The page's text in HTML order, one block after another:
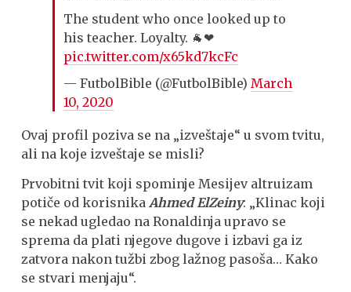
The student who once looked up to
his teacher. Loyalty. 🐐❤
pic.twitter.com/x65kd7kcFc
— FutbolBible (@FutbolBible) March
10, 2020
Ovaj profil poziva se na „izveštaje“ u svom tvitu,
ali na koje izveštaje se misli?
Prvobitni tvit koji spominje Mesijev altruizam
potiče od korisnikaAhmed ElZeiny: „Klinac koji
se nekad ugledao na Ronaldinja upravo se
sprema da plati njegove dugove i izbavi ga iz
zatvora nakon tužbi zbog lažnog pasoša… Kako
se stvari menjaju“.